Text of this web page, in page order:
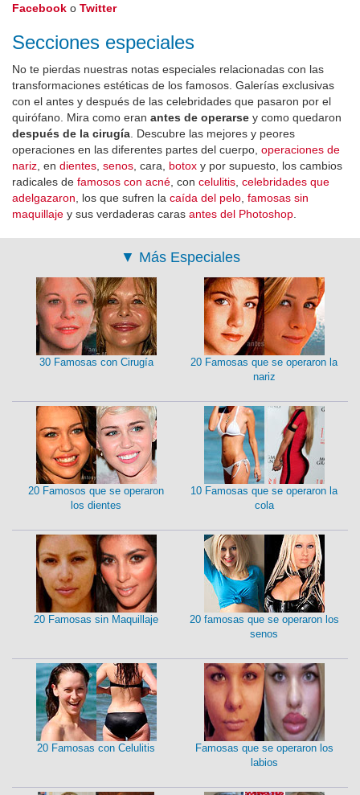
Facebook o Twitter
Secciones especiales
No te pierdas nuestras notas especiales relacionadas con las
transformaciones estéticas de los famosos. Galerías exclusivas
con el antes y después de las celebridades que pasaron por el
quirófano. Mira como eran antes de operarse y como quedaron
después de la cirugía . Descubre las mejores y peores
operaciones en las diferentes partes del cuerpo, operaciones de
nariz , en dientes senos , cara, botox y por supuesto, los cambios
radicales de famosos con acné , con celulitis celebridades que
adelgazaron , los que sufren la caída del pelo famosas sin
maquillaje y sus verdaderas caras antes del Photoshop
▼ Más Especiales
30 Famosas con Cirugía
20 Famosas que se operaron la
nariz
20 Famosos que se operaron
los dientes
10 Famosas que se operaron la
cola
20 Famosas sin Maquillaje
20 famosas que se operaron los
senos
20 Famosas con Celulitis
Famosas que se operaron los
labios